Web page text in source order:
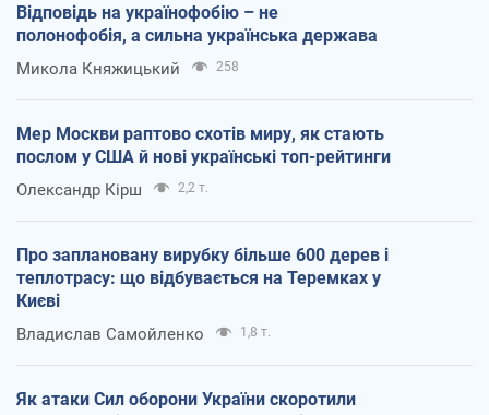
Відповідь на українофобію – не
полонофобія, а сильна українська держава
Микола Княжицький 258
Мер Москви раптово схотів миру, як стають
послом у США й нові українські топ-рейтинги
Олександр Кірш 2,2 т.
Про заплановану вирубку більше 600 дерев і
теплотрасу: що відбувається на Теремках у
Києві
Владислав Самойленко 1,8 т.
Як атаки Сил оборони України скоротили